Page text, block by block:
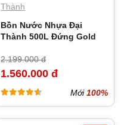
Thành
Bồn Nước Nhựa Đại
Thành 500L Đứng Gold
2.199.000 đ
1.560.000 đ
Mới100%